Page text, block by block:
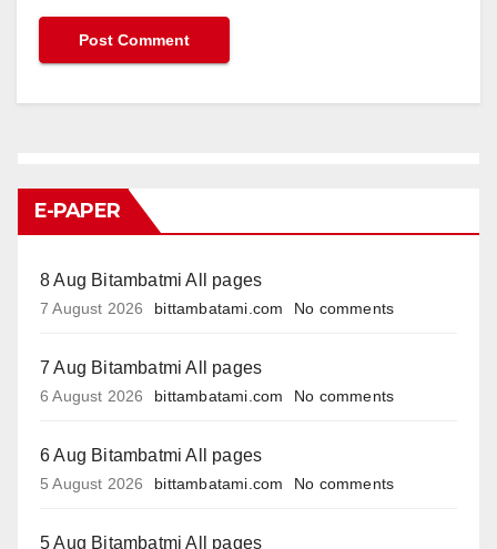
E-PAPER
8 Aug Bitambatmi All pages
7 August 2026 bittambatami.com No comments
7 Aug Bitambatmi All pages
6 August 2026 bittambatami.com No comments
6 Aug Bitambatmi All pages
5 August 2026 bittambatami.com No comments
5 Aug Bitambatmi All pages